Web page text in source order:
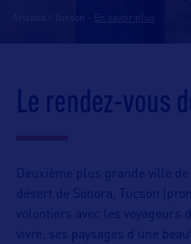
Le rendez-vous
Deuxième plus grande ville
désert de Sonora, Tucson
volontiers avec les voyageurs
vivre, ses paysages d’une